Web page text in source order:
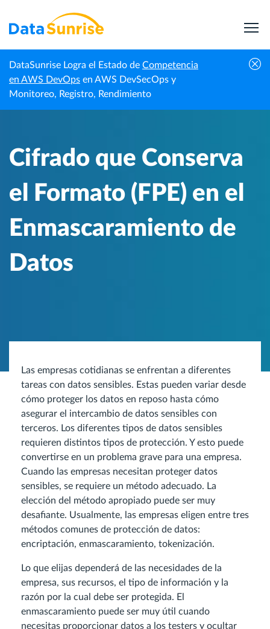
DataSunrise Logra el Estado de Competencia
en AWS DevOps en AWS DevSecOps y
Monitoreo, Registro, Rendimiento
Inicio
Noticias
Profesionales
Cifrado que Conserva el Formato (FPE) en el
Enmascaramiento de Datos
Cifrado que Conserva
el Formato (FPE) en el
Enmascaramiento de
Datos
Las empresas cotidianas se enfrentan a diferentes
tareas con datos sensibles. Estas pueden variar desde
cómo proteger los datos en reposo hasta cómo
asegurar el intercambio de datos sensibles con
terceros. Los diferentes tipos de datos sensibles
requieren distintos tipos de protección. Y esto puede
convertirse en un problema grave para una empresa.
Cuando las empresas necesitan proteger datos
sensibles, se requiere un método adecuado. La
elección del método apropiado puede ser muy
desafiante. Usualmente, las empresas eligen entre tres
métodos comunes de protección de datos:
encriptación, enmascaramiento, tokenización.
Lo que elijas dependerá de las necesidades de la
empresa, sus recursos, el tipo de información y la
razón por la cual debe ser protegida. El
enmascaramiento puede ser muy útil cuando
necesitas proporcionar datos a los testers y ocultar